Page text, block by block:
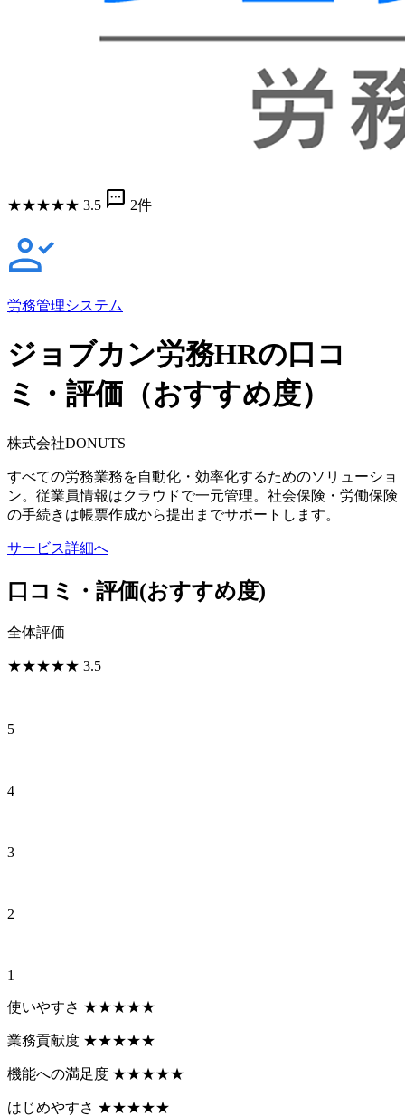
★★★★★ 3.5 sms 2件
労務管理システム
ジョブカン労務HRの口コ
ミ・評価（おすすめ度）
株式会社DONUTS
すべての労務業務を自動化・効率化するためのソリューショ
ン。従業員情報はクラウドで一元管理。社会保険・労働保険
の手続きは帳票作成から提出までサポートします。
サービス詳細へ
口コミ・評価(おすすめ度)
全体評価
★★★★★ 3.5
5
4
3
2
1
使いやすさ ★★★★★
業務貢献度 ★★★★★
機能への満足度 ★★★★★
はじめやすさ ★★★★★